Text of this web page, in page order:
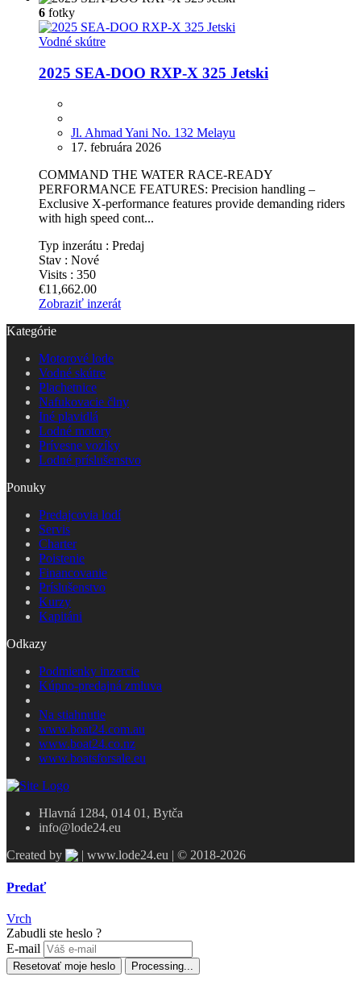
6 fotky
Vodné skútre
2025 SEA-DOO RXP-X 325 Jetski
Jl. Ahmad Yani No. 132 Melayu
17. februára 2026
COMMAND THE WATER RACE-READY
PERFORMANCE FEATURES: Precision handling –
Exclusive X-performance features provide demanding riders
with high speed cont...
Typ inzerátu : Predaj
Stav : Nové
Visits : 350
€11,662.00
Zobraziť inzerát
Kategórie
Motorové lode
Vodné skútre
Plachetnice
Nafukovacie člny
Iné plavidlá
Lodné motory
Prívesne vozíky
Lodné príslušenstvo
Ponuky
Predajcovia lodí
Servis
Charter
Poistenie
Financovanie
Príslušenstvo
Kurzy
Kapitáni
Odkazy
Podmienky inzercie
Kúpno-predajná zmluva
Na stiahnutie
www.boat24.com.au
www.boat24.co.nz
www.boatsforsale.eu
Hlavná 1284, 014 01, Bytča
info@lode24.eu
Created by
| www.lode24.eu | © 2018-2026
Predať
Vrch
Zabudli ste heslo ?
E-mail
Resetovať moje heslo Processing...